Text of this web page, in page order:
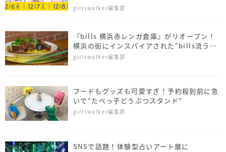
girlswalker編集部
『bills 横浜赤レンガ倉庫』がリオープン！
横浜の街にインスパイアされた“bills流ラー
メン”も新登場
girlswalker編集部
フードもグッズも可愛すぎ！予約殺到前に急
いで“たべっ子どうぶつスタンド”
girlswalker編集部
SNSで話題！体験型占いアート展に